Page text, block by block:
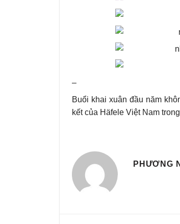
–
Buổi khai xuân đầu năm
kết của Häfele Việt Nam
PHƯƠNG